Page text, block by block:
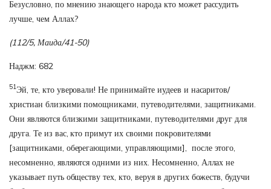
Безусловно, по мнению знающего народа кто может рассудить
лучше, чем Аллах?
(112/5, Маида/41-50)
Наджм: 682
51Эй, те, кто уверовали! Не принимайте иудеев и насаритов/
христиан близкими помощниками, путеводителями, защитниками.
Они являются близкими защитниками, путеводителями друг для
друга. Те из вас, кто примут их своими покровителями
[защитниками, оберегающими, управляющими], после этого,
несомненно, являются одними из них. Несомненно, Аллах не
указывает путь обществу тех, кто, веруя в других божеств, будучи